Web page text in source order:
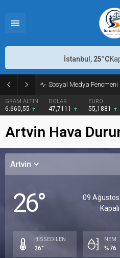
Sosyal Medya
DOLAR
47,7111
EURO
55,1881
İstanbul, 25°C
Artvin Hava
Artvin
26°
09
Kapalı
HİSSEDİLEN
26°
NEM
%76